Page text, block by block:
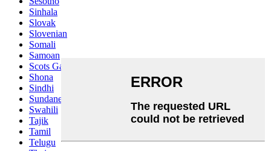
Sinhala
Slovak
Slovenian
Somali
Samoan
Scots Gaelic
Shona
Sindhi
Sundanese
Swahili
Tajik
Tamil
Telugu